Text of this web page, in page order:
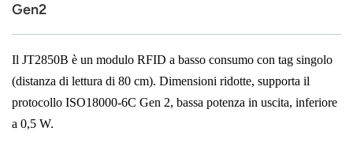
Tiếng Việt
Gen2
Il JT2850B è un modulo RFID a basso consumo con tag singolo
(distanza di lettura di 80 cm). Dimensioni ridotte, supporta il
protocollo ISO18000-6C Gen 2, bassa potenza in uscita, inferiore
a 0,5 W.